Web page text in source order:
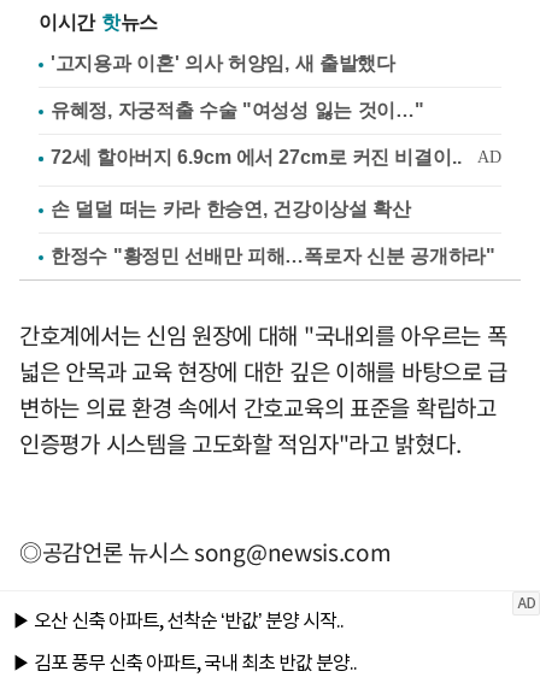
이시간 핫뉴스
'고지용과 이혼' 의사 허양임, 새 출발했다
유혜정, 자궁적출 수술 "여성성 잃는 것이…"
손 덜덜 떠는 카라 한승연, 건강이상설 확산
한정수 "황정민 선배만 피해…폭로자 신분 공개하라"
간호계에서는 신임 원장에 대해 "국내외를 아우르는 폭
넓은 안목과 교육 현장에 대한 깊은 이해를 바탕으로 급
변하는 의료 환경 속에서 간호교육의 표준을 확립하고
인증평가 시스템을 고도화할 적임자"라고 밝혔다.
◎공감언론 뉴시스song@newsis.com